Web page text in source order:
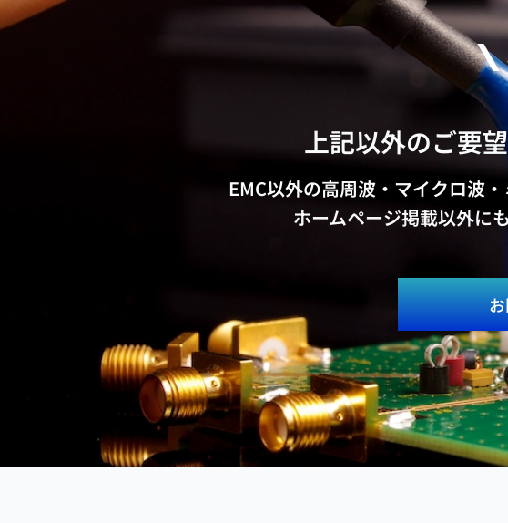
上記以外のご要
EMC以外の高周波・マイクロ波
ホームページ掲載以外に